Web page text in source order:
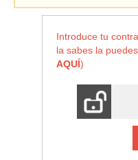
Introduce tu
la sabes la
AQUÍ)